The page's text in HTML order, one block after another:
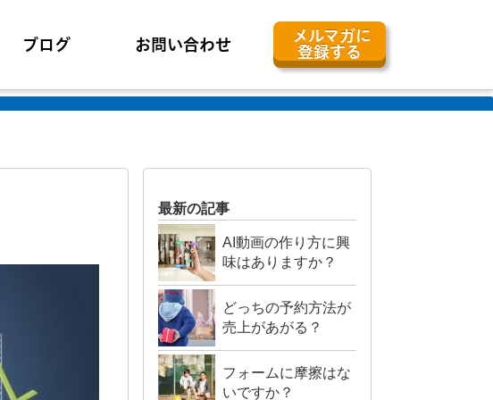
ブログ お問い合わせ メルマガに
登録する
最新の記事
AI動画の作り方に興
味はありますか？
どっちの予約方法が
売上があがる？
フォームに摩擦はな
いですか？